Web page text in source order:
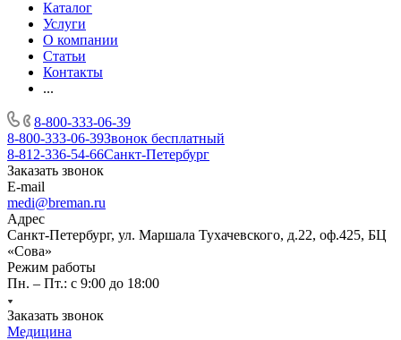
Каталог
Услуги
О компании
Статьи
Контакты
...
8-800-333-06-39
8-800-333-06-39Звонок бесплатный
8-812-336-54-66Санкт-Петербург
Заказать звонок
E-mail
medi@breman.ru
Адрес
Санкт-Петербург, ул. Маршала Тухачевского, д.22, оф.425, БЦ
«Сова»
Режим работы
Пн. – Пт.: с 9:00 до 18:00
Заказать звонок
Медицина